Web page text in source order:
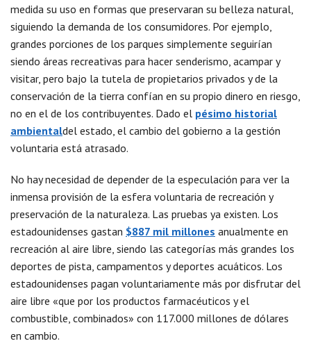
medida su uso en formas que preservaran su belleza natural,
siguiendo la demanda de los consumidores. Por ejemplo,
grandes porciones de los parques simplemente seguirían
siendo áreas recreativas para hacer senderismo, acampar y
visitar, pero bajo la tutela de propietarios privados y de la
conservación de la tierra confían en su propio dinero en riesgo,
no en el de los contribuyentes. Dado el pésimo historial
ambientaldel estado, el cambio del gobierno a la gestión
voluntaria está atrasado.
No hay necesidad de depender de la especulación para ver la
inmensa provisión de la esfera voluntaria de recreación y
preservación de la naturaleza. Las pruebas ya existen. Los
estadounidenses gastan $887 mil millones anualmente en
recreación al aire libre, siendo las categorías más grandes los
deportes de pista, campamentos y deportes acuáticos. Los
estadounidenses pagan voluntariamente más por disfrutar del
aire libre «que por los productos farmacéuticos y el
combustible, combinados» con 117.000 millones de dólares
en cambio.